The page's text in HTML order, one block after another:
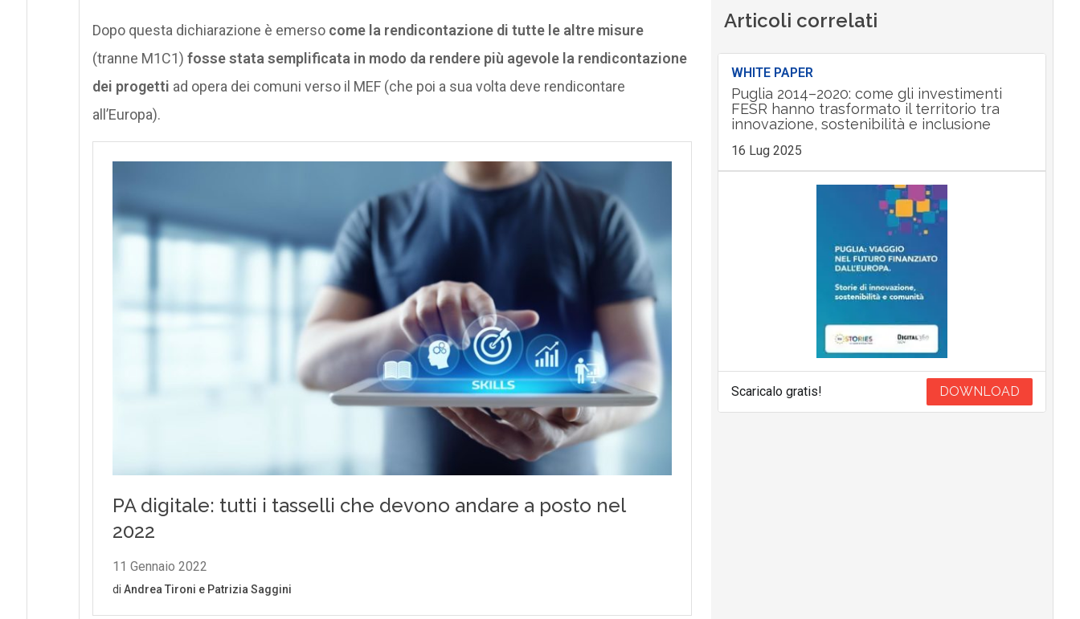
Dopo questa dichiarazione è emersocome la rendicontazione di tutte le altre misure
(tranne M1C1) fosse stata semplificata in modo da rendere più agevole la rendicontazione
dei progetti ad opera dei comuni verso il MEF (che poi a sua volta deve rendicontare
all’Europa).
Articoli correlati
WHITE PAPER
Puglia 2014–2020: come gli investimenti
FESR hanno trasformato il territorio tra
innovazione, sostenibilità e inclusione
16 Lug 2025
Scaricalo gratis! DOWNLOAD